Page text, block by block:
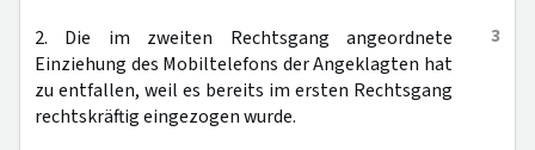
3
2. Die im zweiten Rechtsgang angeordnete
Einziehung des Mobiltelefons der Angeklagten hat
zu entfallen, weil es bereits im ersten Rechtsgang
rechtskräftig eingezogen wurde.